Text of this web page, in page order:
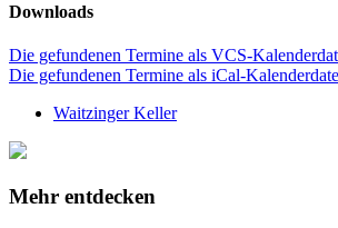
Downloads
Die gefundenen Termine als VCS-
Die gefundenen Termine als iCal-
Waitzinger Keller
Mehr entdecken